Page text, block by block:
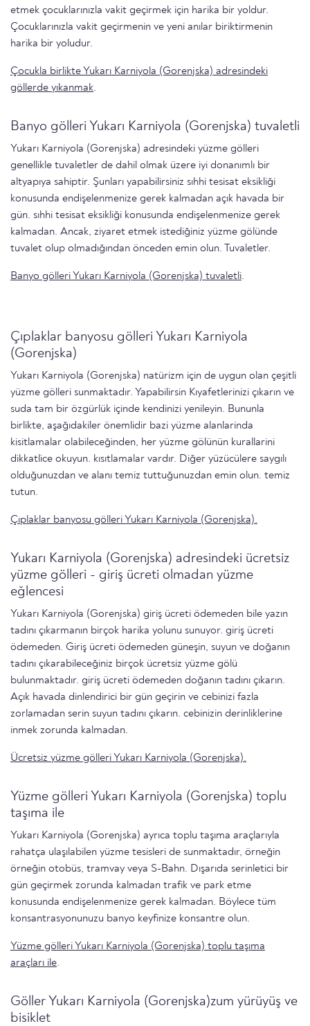
etmek çocuklarınızla vakit geçirmek için harika bir yoldur.
Çocuklarınızla vakit geçirmenin ve yeni anılar biriktirmenin
harika bir yoludur.
Çocukla birlikte Yukarı Karniyola (Gorenjska) adresindeki
göllerde yıkanmak.
Banyo gölleri Yukarı Karniyola (Gorenjska) tuvaletli
Yukarı Karniyola (Gorenjska) adresindeki yüzme gölleri
genellikle tuvaletler de dahil olmak üzere iyi donanımlı bir
altyapıya sahiptir. Şunları yapabilirsiniz sıhhi tesisat eksikliği
konusunda endişelenmenize gerek kalmadan açık havada bir
gün. sıhhi tesisat eksikliği konusunda endişelenmenize gerek
kalmadan. Ancak, ziyaret etmek istediğiniz yüzme gölünde
tuvalet olup olmadığından önceden emin olun. Tuvaletler.
Banyo gölleri Yukarı Karniyola (Gorenjska) tuvaletli.
Çıplaklar banyosu gölleri Yukarı Karniyola
(Gorenjska)
Yukarı Karniyola (Gorenjska) natürizm için de uygun olan çeşitli
yüzme gölleri sunmaktadır. Yapabilirsin Kıyafetlerinizi çıkarın ve
suda tam bir özgürlük içinde kendinizi yenileyin. Bununla
birlikte, aşağıdakiler önemlidir bazi yüzme alanlarinda
kisitlamalar olabi̇leceği̇nden, her yüzme gölünün kurallarini
di̇kkatli̇ce okuyun. kısıtlamalar vardır. Diğer yüzücülere saygılı
olduğunuzdan ve alanı temiz tuttuğunuzdan emin olun. temiz
tutun.
Çıplaklar banyosu gölleri Yukarı Karniyola (Gorenjska).
Yukarı Karniyola (Gorenjska) adresindeki ücretsiz
yüzme gölleri - giriş ücreti olmadan yüzme
eğlencesi
Yukarı Karniyola (Gorenjska) giriş ücreti ödemeden bile yazın
tadını çıkarmanın birçok harika yolunu sunuyor. giriş ücreti
ödemeden. Giriş ücreti ödemeden güneşin, suyun ve doğanın
tadını çıkarabileceğiniz birçok ücretsiz yüzme gölü
bulunmaktadır. giriş ücreti ödemeden doğanın tadını çıkarın.
Açık havada dinlendirici bir gün geçirin ve cebinizi fazla
zorlamadan serin suyun tadını çıkarın. cebinizin derinliklerine
inmek zorunda kalmadan.
Ücretsiz yüzme gölleri Yukarı Karniyola (Gorenjska).
Yüzme gölleri Yukarı Karniyola (Gorenjska) toplu
taşıma ile
Yukarı Karniyola (Gorenjska) ayrıca toplu taşıma araçlarıyla
rahatça ulaşılabilen yüzme tesisleri de sunmaktadır, örneğin
örneğin otobüs, tramvay veya S-Bahn. Dışarıda serinletici bir
gün geçirmek zorunda kalmadan trafik ve park etme
konusunda endişelenmenize gerek kalmadan. Böylece tüm
konsantrasyonunuzu banyo keyfinize konsantre olun.
Yüzme gölleri Yukarı Karniyola (Gorenjska) toplu taşıma
araçları ile.
Göller Yukarı Karniyola (Gorenjska)zum yürüyüş ve
bisiklet